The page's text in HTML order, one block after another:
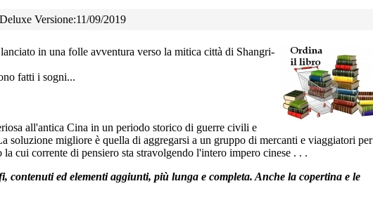
Versione:11/09/2019
in una folle avventura verso la mitica città di Shangri-
fatti i sogni...
all'antica Cina in un periodo storico di guerre civili e
soluzione migliore è quella di aggregarsi a un gruppo di mercanti e viaggiatori per
cui corrente di pensiero sta stravolgendo l'intero impero cinese . . .
contenuti ed elementi aggiunti, più lunga e completa. Anche la copertina e le